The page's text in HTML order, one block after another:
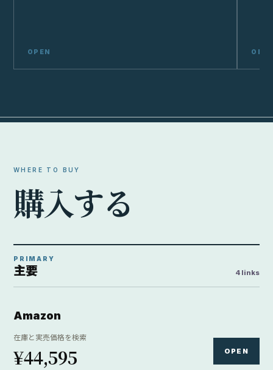
WHERE TO BUY
購入する
PRIMARY
主要 4 links
Amazon
在庫と実売価格を検索
¥44,595 OPEN